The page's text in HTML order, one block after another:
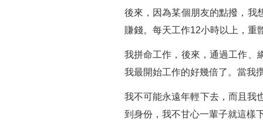
後來，因為某個朋友的點撥，我
賺錢。每天工作12小時以上，重
我拼命工作，後來，通過工作、
我最開始工作的好幾倍了。當我
我不可能永遠年輕下去，而且我
到身份，我不甘心一輩子就這樣